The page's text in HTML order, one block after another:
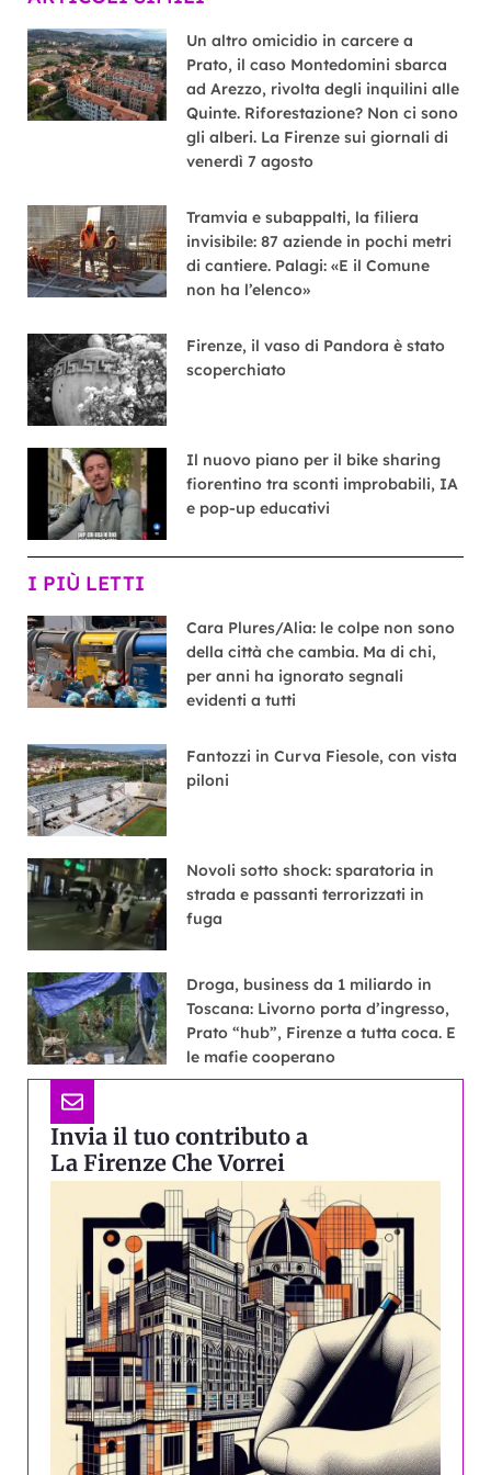
Un altro omicidio in carcere a
Prato, il caso Montedomini sbarca
ad Arezzo, rivolta degli inquilini alle
Quinte. Riforestazione? Non ci sono
gli alberi. La Firenze sui giornali di
venerdì 7 agosto
Tramvia e subappalti, la filiera
invisibile: 87 aziende in pochi metri
di cantiere. Palagi: «E il Comune
non ha l’elenco»
Firenze, il vaso di Pandora è stato
scoperchiato
Il nuovo piano per il bike sharing
fiorentino tra sconti improbabili, IA
e pop-up educativi
I PIÙ LETTI
Cara Plures/Alia: le colpe non sono
della città che cambia. Ma di chi,
per anni ha ignorato segnali
evidenti a tutti
Fantozzi in Curva Fiesole, con vista
piloni
Novoli sotto shock: sparatoria in
strada e passanti terrorizzati in
fuga
Droga, business da 1 miliardo in
Toscana: Livorno porta d’ingresso,
Prato “hub”, Firenze a tutta coca. E
le mafie cooperano
Invia il tuo contributo a
La Firenze Che Vorrei